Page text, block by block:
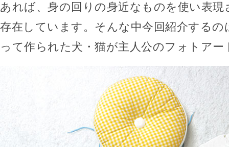
あれば、身の回りの身近なものを使い表
存在しています。そんな中今回紹介するの
って作られた犬・猫が主人公のフォトアー